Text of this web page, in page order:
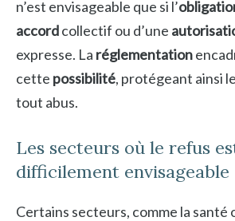
n’est envisageable que si l’
accordcollectif ou d’une
expresse. La réglementation
cette possibilité, protégeant ainsi le
tout abus.
Les secteurs où le refus
difficilement envisageable
Certains secteurs, comme la santé